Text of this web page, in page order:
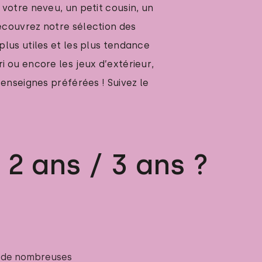
neveu, un petit cousin, un
notre sélection des
utiles et les plus tendance
ou encore les jeux d’extérieur,
préférées ! Suivez le
ans / 3 ans ?
nombreuses